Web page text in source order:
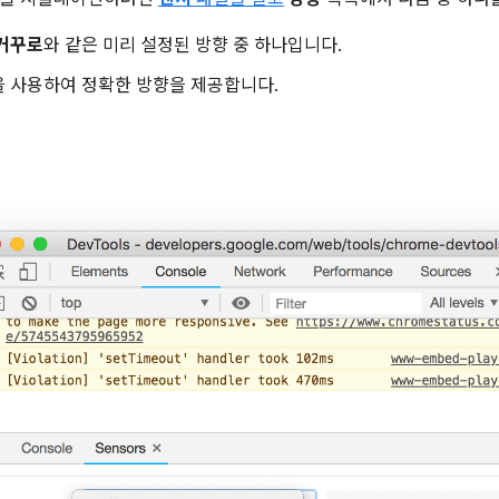
꾸로와 같은 미리 설정된 방향 중 하나입니다.
사용하여 정확한 방향을 제공합니다.